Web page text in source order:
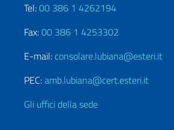
Tel:00 386 1 4262194
Fax:00 386 1 4253302
E-mail: consolare.lubiana@esteri.it
PEC:amb.lubiana@cert.esteri.it
Gli uffici della sede